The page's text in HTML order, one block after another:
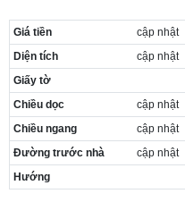
Giá tiền
cập nhật
Diện tích
cập nhật
Giấy tờ
Chiều dọc
cập nhật
Chiều ngang
cập nhật
Đường trước nhà
cập nhật
Hướng